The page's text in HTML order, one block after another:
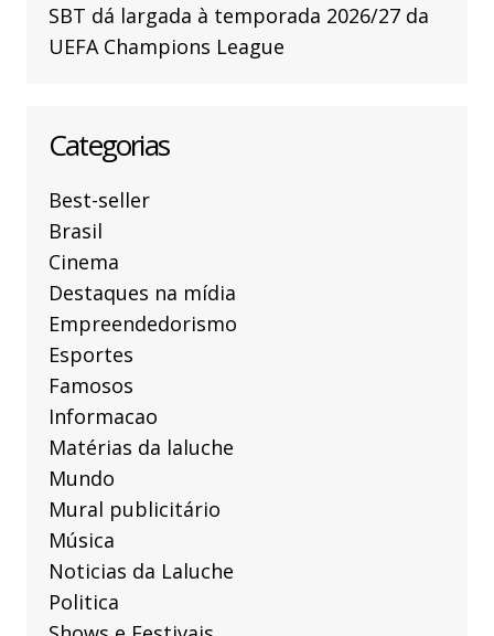
SBT dá largada à temporada 2026/27 da
UEFA Champions League
Categorias
Best-seller
Brasil
Cinema
Destaques na mídia
Empreendedorismo
Esportes
Famosos
Informacao
Matérias da laluche
Mundo
Mural publicitário
Música
Noticias da Laluche
Politica